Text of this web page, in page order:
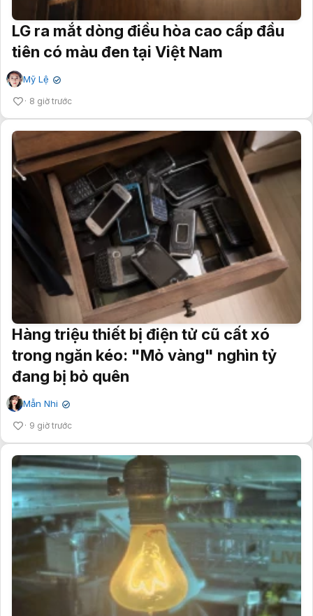
LG ra mắt dòng điều hòa cao cấp đầu
tiên có màu đen tại Việt Nam
Mỹ Lệ ✔
8 giờ trước
Hàng triệu thiết bị điện tử cũ cất xó
trong ngăn kéo: "Mỏ vàng" nghìn tỷ
đang bị bỏ quên
Mẫn Nhi ✔
9 giờ trước